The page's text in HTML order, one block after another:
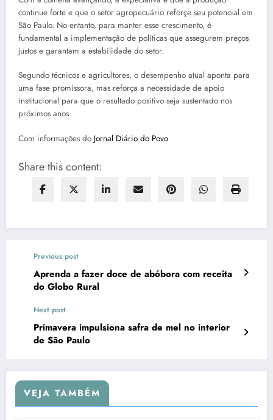
continue forte e que o setor agropecuário reforçe seu potencial em
São Paulo. No entanto, para manter esse crescimento, é
fundamental a implementação de políticas que assegurem preços
justos e garantam a estabilidade do setor.
Segundo técnicos e agricultores, o desempenho atual aponta para
uma fase promissora, mas reforça a necessidade de apoio
institucional para que o resultado positivo seja sustentado nos
próximos anos.
Com informações do Jornal Diário do Povo
Share this content:
Previous post
Aprenda a fazer doce de abóbora com receita
do Globo Rural
Next post
Primavera impulsiona safra de mel no interior
de São Paulo
VEJA TAMBÉM